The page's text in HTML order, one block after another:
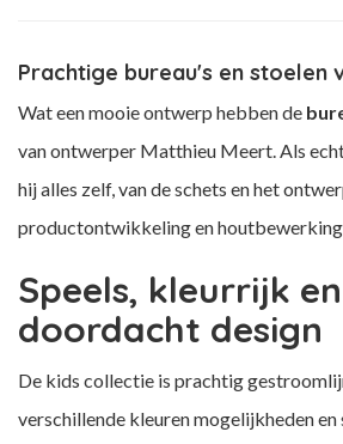
Prachtige bureau's en stoelen
Wat een mooie ontwerp hebben de
van ontwerper Matthieu Meert. Als
hij alles zelf, van de schets en het
productontwikkeling en
Speels, kleurrijk
doordacht design
De kids collectie is prachtig
verschillende kleuren mogelijkheden